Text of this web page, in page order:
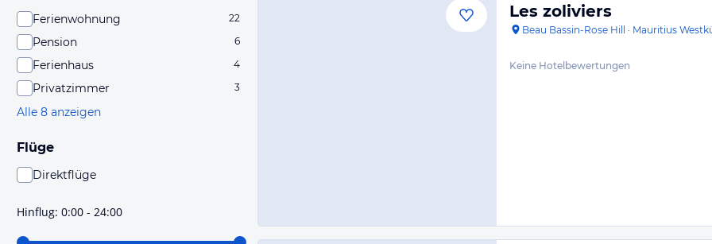
Ferienwohnung 22
Pension 6
Ferienhaus 4
Privatzimmer 3
Alle 8 anzeigen
Flüge
Direktflüge
hoher Wahrscheinlichkeit Direktflüge sind. Bitte
prüfe vor der Buchung noch einmal die Flugdetails.
Hinflug: 0:00 - 24:00
Les zoliviers
Beau Bassin-Rose Hill · Mauritius
Keine Hotelbewertungen